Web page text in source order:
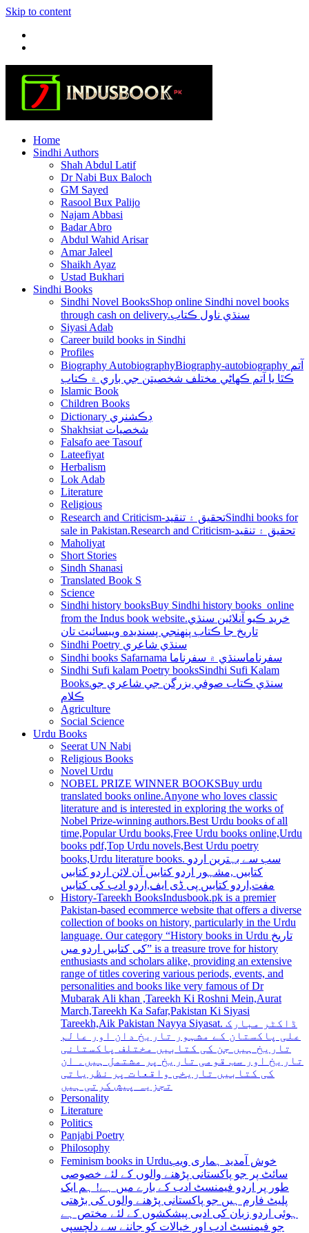
Skip to content
Home
Sindhi Authors
Shah Abdul Latif
Dr Nabi Bux Baloch
GM Sayed
Rasool Bux Palijo
Najam Abbasi
Badar Abro
Abdul Wahid Arisar
Amar Jaleel
Shaikh Ayaz
Ustad Bukhari
Sindhi Books
Sindhi Novel BooksShop online Sindhi novel books
through cash on delivery.سنڌي ناول ڪتاب
Siyasi Adab
Career build books in Sindhi
Profiles
Biography AutobiographyBiography-autobiography آتم
ڪٿا يا آتم ڪھاڻي مختلف شخصيتن جي باري ۾ ڪتاب
Islamic Book
Children Books
Dictionary ڊڪشنري
Shakhsiat شخصيات
Falsafo aee Tasouf
Lateefiyat
Herbalism
Lok Adab
Literature
Religious
Research and Criticism-تحقيق ۽ تنقيدSindhi books for
sale in Pakistan.Research and Criticism-تحقيق ۽ تنقيد
Maholiyat
Short Stories
Sindh Shanasi
Translated Book S
Science
Sindhi history booksBuy Sindhi history books online
from the Indus book website.خريد ڪيو آنلائين سنڌي
تاريخ جا ڪتاب پنھنجي پسنديده ويبسائيٽ تان
Sindhi Poetry سنڌي شاعري
Sindhi books Safarnama سفرناماسنڌي ۾ سفرناما
Sindhi Sufi kalam Poetry booksSindhi Sufi Kalam
Books.سنڌي ڪتاب صوفي بزرگن جي شاعري جو
ڪلام
Agriculture
Social Science
Urdu Books
Seerat UN Nabi
Religious Books
Novel Urdu
NOBEL PRIZE WINNER BOOKSBuy urdu
translated books online.Anyone who loves classic
literature and is interested in exploring the works of
Nobel Prize-winning authors.Best Urdu books of all
time,Popular Urdu books,Free Urdu books online,Urdu
books pdf,Top Urdu novels,Best Urdu poetry
books,Urdu literature books. سب سے بہترین اردو
کتابیں ,مشہور اردو کتابیں آن لائن اردو کتابیں
مفت,اردو کتابیں پی ڈی ایف,اردو ادب کی کتابیں
History-Tareekh BooksIndusbook.pk is a premier
Pakistan-based ecommerce website that offers a diverse
collection of books on history, particularly in the Urdu
language. Our category “History books in Urdu تاریخ
کی کتابیں اردو میں” is a treasure trove for history
enthusiasts and scholars alike, providing an extensive
range of titles covering various periods, events, and
personalities and books like very famous of Dr
Mubarak Ali khan ,Tareekh Ki Roshni Mein,Aurat
March,Tareekh Ka Safar,Pakistan Ki Siyasi
Tareekh,Aik Pakistan Nayya Siyasat. ڈاکٹر مبارک
علی پاکستان کے مشہور تاریخ دان اور عالم
تاریخ ہیں جن کی کتابیں مختلف پاکستانی
تاریخ اور سب قومی تاریخ پر مشتمل ہیں۔ ان
کی کتابیں تاریخی واقعات پر نظریاتی
تجزیہ پیش کرتی ہیں
Personality
Literature
Politics
Panjabi Poetry
Philosophy
Feminism books in Urduخوش آمدید ہماری ویب
سائٹ پر جو پاکستانی پڑھنے والوں کے لئے خصوصی
طور پر اردو فیمنسٹ ادب کے بارے میں ہے! ہم ایک
پلیٹ فارم ہیں جو پاکستانی پڑھنے والوں کی بڑھتی
ہوئی اردو زبان کی ادبی پیشکشوں کے لئے مختص ہے
جو فیمنسٹ ادب اور خیالات کو جاننے سے دلچسپی